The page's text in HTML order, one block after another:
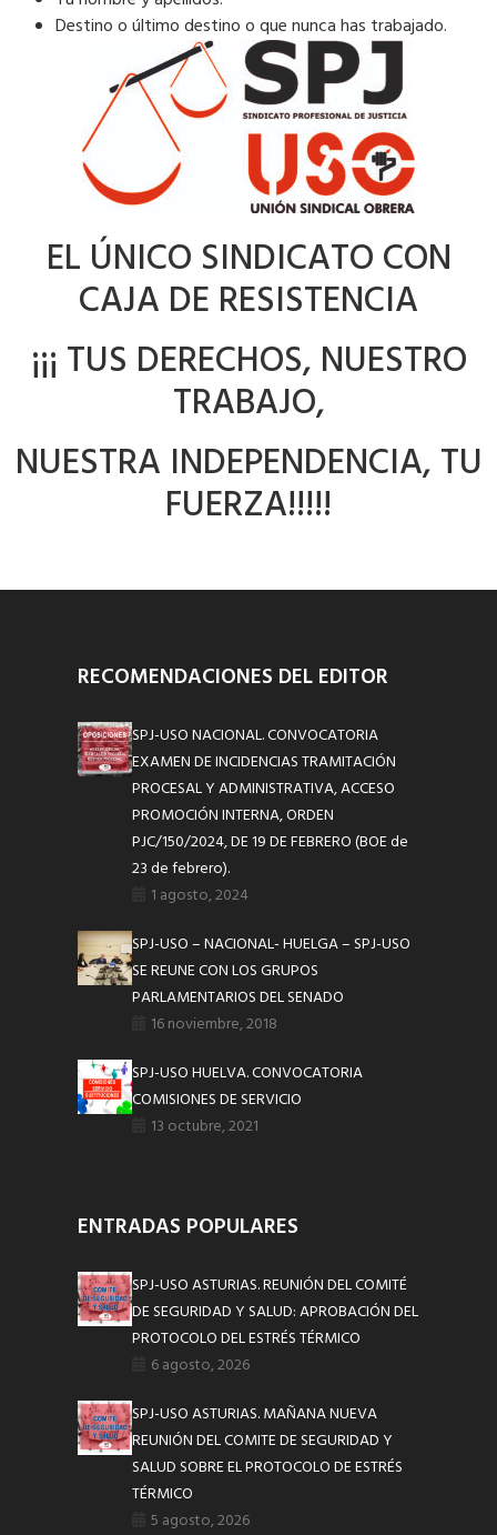
Destino o último destino o que nunca has trabajado.
EL ÚNICO SINDICATO CON
CAJA DE RESISTENCIA
¡¡¡ TUS DERECHOS, NUESTRO
TRABAJO,
NUESTRA INDEPENDENCIA, TU
FUERZA!!!!!
RECOMENDACIONES DEL EDITOR
SPJ-USO NACIONAL. CONVOCATORIA
EXAMEN DE INCIDENCIAS TRAMITACIÓN
PROCESAL Y ADMINISTRATIVA, ACCESO
PROMOCIÓN INTERNA, ORDEN
PJC/150/2024, DE 19 DE FEBRERO (BOE de
23 de febrero).
1 agosto, 2024
SPJ-USO – NACIONAL- HUELGA – SPJ-USO
SE REUNE CON LOS GRUPOS
PARLAMENTARIOS DEL SENADO
16 noviembre, 2018
SPJ-USO HUELVA. CONVOCATORIA
COMISIONES DE SERVICIO
13 octubre, 2021
ENTRADAS POPULARES
SPJ-USO ASTURIAS. REUNIÓN DEL COMITÉ
DE SEGURIDAD Y SALUD: APROBACIÓN DEL
PROTOCOLO DEL ESTRÉS TÉRMICO
6 agosto, 2026
SPJ-USO ASTURIAS. MAÑANA NUEVA
REUNIÓN DEL COMITE DE SEGURIDAD Y
SALUD SOBRE EL PROTOCOLO DE ESTRÉS
TÉRMICO
5 agosto, 2026